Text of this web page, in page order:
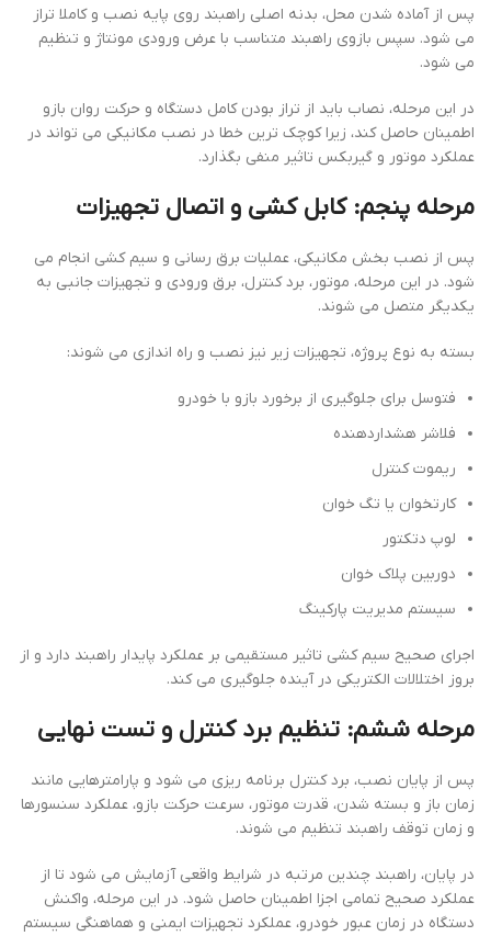
پس از آماده شدن محل، بدنه اصلی راهبند روی پایه نصب و کاملا تراز
می شود. سپس بازوی راهبند متناسب با عرض ورودی مونتاژ و تنظیم
می شود.
در این مرحله، نصاب باید از تراز بودن کامل دستگاه و حرکت روان بازو
اطمینان حاصل کند، زیرا کوچک ترین خطا در نصب مکانیکی می تواند در
عملکرد موتور و گیربکس تاثیر منفی بگذارد.
مرحله پنجم: کابل کشی و اتصال تجهیزات
پس از نصب بخش مکانیکی، عملیات برق رسانی و سیم کشی انجام می
شود. در این مرحله، موتور، برد کنترل، برق ورودی و تجهیزات جانبی به
یکدیگر متصل می شوند.
بسته به نوع پروژه، تجهیزات زیر نیز نصب و راه اندازی می شوند:
فتوسل برای جلوگیری از برخورد بازو با خودرو
فلاشر هشداردهنده
ریموت کنترل
کارتخوان یا تگ خوان
لوپ دتکتور
دوربین پلاک خوان
سیستم مدیریت پارکینگ
اجرای صحیح سیم کشی تاثیر مستقیمی بر عملکرد پایدار راهبند دارد و از
بروز اختلالات الکتریکی در آینده جلوگیری می کند.
مرحله ششم: تنظیم برد کنترل و تست نهایی
پس از پایان نصب، برد کنترل برنامه ریزی می شود و پارامترهایی مانند
زمان باز و بسته شدن، قدرت موتور، سرعت حرکت بازو، عملکرد سنسورها
و زمان توقف راهبند تنظیم می شوند.
در پایان، راهبند چندین مرتبه در شرایط واقعی آزمایش می شود تا از
عملکرد صحیح تمامی اجزا اطمینان حاصل شود. در این مرحله، واکنش
دستگاه در زمان عبور خودرو، عملکرد تجهیزات ایمنی و هماهنگی سیستم